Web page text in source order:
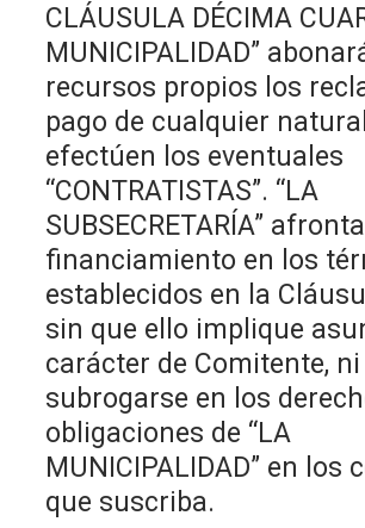
CLÁUSULA DÉCIMA
MUNICIPALIDAD”
recursos propios los
pago de cualquier
efectúen los eventuales
“CONTRATISTAS”. “LA
SUBSECRETARÍA”
financiamiento en los
establecidos en la
sin que ello implique
carácter de Comitente, ni
subrogarse en los
obligaciones de “LA
MUNICIPALIDAD” en los
que suscriba.